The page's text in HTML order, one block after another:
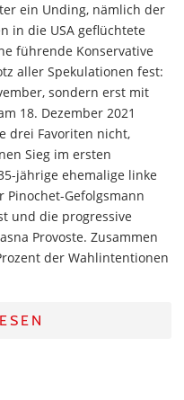
ein Unding, nämlich der
in die USA geflüchtete
führende Konservative
aller Spekulationen fest:
sondern erst mit
18. Dezember 2021
drei Favoriten nicht,
Sieg im ersten
jährige ehemalige linke
Gefolgsmann
und die progressive
Provoste. Zusammen
der Wahlintentionen